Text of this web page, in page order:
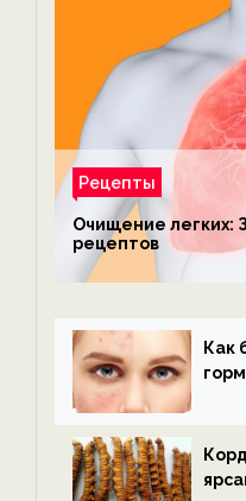
Рецепты
Очищение легких:
рецептов
Как